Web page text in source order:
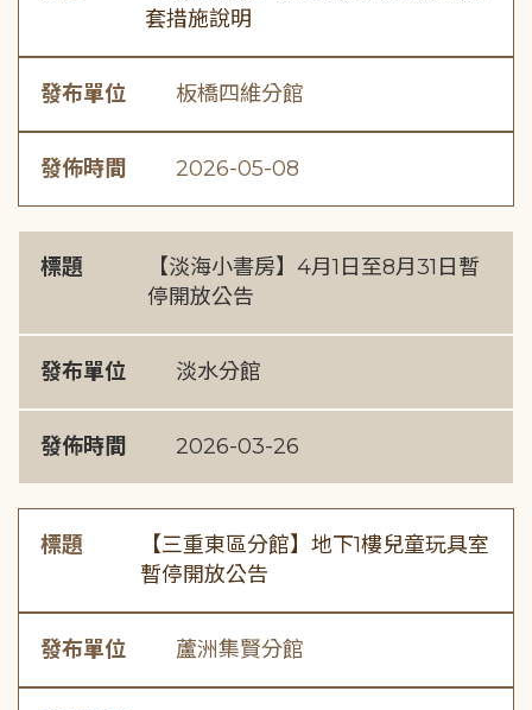
套措施說明
發布單位 板橋四維分館
發佈時間 2026-05-08
標題
【淡海小書房】4月1日至8月31日暫
停開放公告
發布單位 淡水分館
發佈時間 2026-03-26
標題
【三重東區分館】地下1樓兒童玩具室
暫停開放公告
發布單位 蘆洲集賢分館